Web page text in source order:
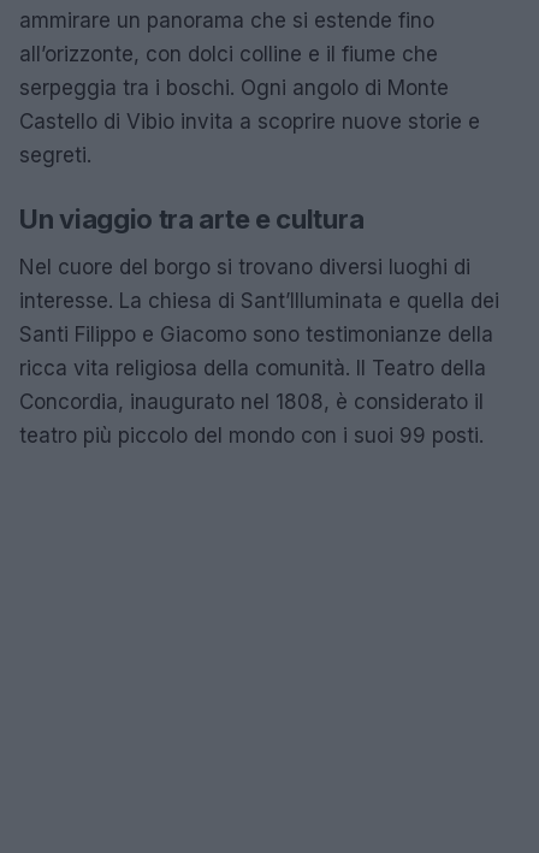
ammirare un panorama che si estende fino
all’orizzonte, con dolci colline e il fiume che
serpeggia tra i boschi. Ogni angolo di Monte
Castello di Vibio invita a scoprire nuove storie e
segreti.
Un viaggio tra arte e cultura
Nel cuore del borgo si trovano diversi luoghi di
interesse. La chiesa di Sant’Illuminata e quella dei
Santi Filippo e Giacomo sono testimonianze della
ricca vita religiosa della comunità. Il Teatro della
Concordia, inaugurato nel 1808, è considerato il
teatro più piccolo del mondo con i suoi 99 posti.